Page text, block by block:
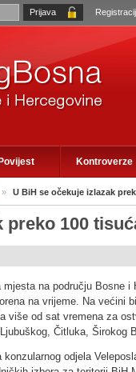
Povijest Kontroverze
» U BiH se očekuje izlazak
preko 100
na području Bosne i
na vrijeme. Na većini
više od sat vremena za
Čitluka, Širokog
konzularnog odjela